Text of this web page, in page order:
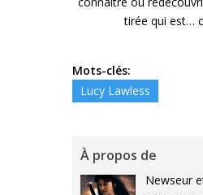
tirée qui est…
Mots-clés:
Lucy Lawless
À propos de
Newseur